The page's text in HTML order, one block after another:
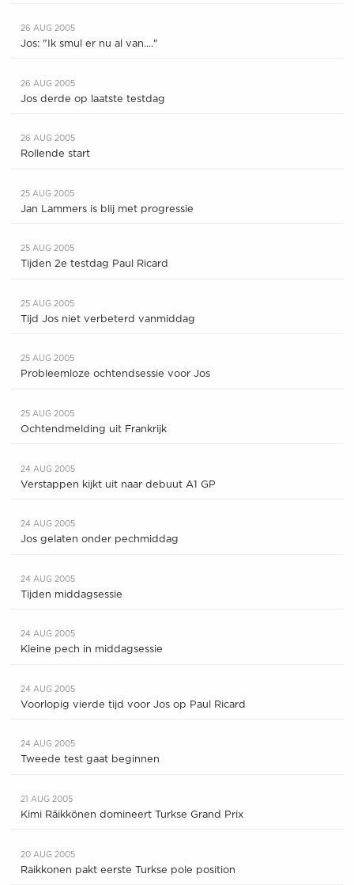
26 AUG 2005
Jos: "Ik smul er nu al van...."
26 AUG 2005
Jos derde op laatste testdag
26 AUG 2005
Rollende start
25 AUG 2005
Jan Lammers is blij met progressie
25 AUG 2005
Tijden 2e testdag Paul Ricard
25 AUG 2005
Tijd Jos niet verbeterd vanmiddag
25 AUG 2005
Probleemloze ochtendsessie voor Jos
25 AUG 2005
Ochtendmelding uit Frankrijk
24 AUG 2005
Verstappen kijkt uit naar debuut A1 GP
24 AUG 2005
Jos gelaten onder pechmiddag
24 AUG 2005
Tijden middagsessie
24 AUG 2005
Kleine pech in middagsessie
24 AUG 2005
Voorlopig vierde tijd voor Jos op Paul Ricard
24 AUG 2005
Tweede test gaat beginnen
21 AUG 2005
Kimi Räikkönen domineert Turkse Grand Prix
20 AUG 2005
Raikkonen pakt eerste Turkse pole position